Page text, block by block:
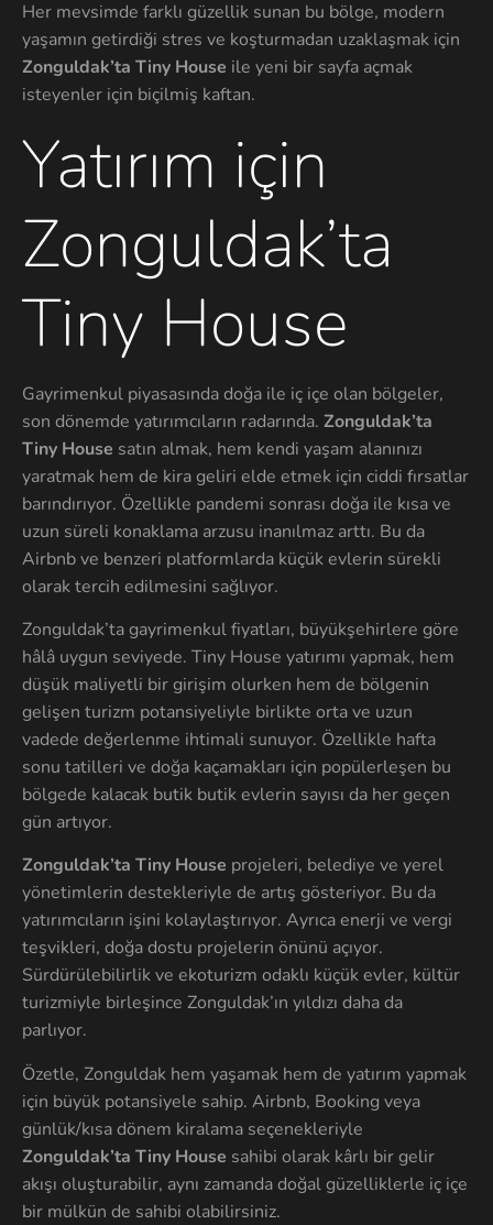
Her mevsimde farklı güzellik sunan bu bölge, modern
yaşamın getirdiği stres ve koşturmadan uzaklaşmak için
Zonguldak’ta Tiny House ile yeni bir sayfa açmak
isteyenler için biçilmiş kaftan.
Yatırım için
Zonguldak’ta
Tiny House
Gayrimenkul piyasasında doğa ile iç içe olan bölgeler,
son dönemde yatırımcıların radarında. Zonguldak’ta
Tiny House satın almak, hem kendi yaşam alanınızı
yaratmak hem de kira geliri elde etmek için ciddi fırsatlar
barındırıyor. Özellikle pandemi sonrası doğa ile kısa ve
uzun süreli konaklama arzusu inanılmaz arttı. Bu da
Airbnb ve benzeri platformlarda küçük evlerin sürekli
olarak tercih edilmesini sağlıyor.
Zonguldak’ta gayrimenkul fiyatları, büyükşehirlere göre
hâlâ uygun seviyede. Tiny House yatırımı yapmak, hem
düşük maliyetli bir girişim olurken hem de bölgenin
gelişen turizm potansiyeliyle birlikte orta ve uzun
vadede değerlenme ihtimali sunuyor. Özellikle hafta
sonu tatilleri ve doğa kaçamakları için popülerleşen bu
bölgede kalacak butik butik evlerin sayısı da her geçen
gün artıyor.
Zonguldak’ta Tiny House projeleri, belediye ve yerel
yönetimlerin destekleriyle de artış gösteriyor. Bu da
yatırımcıların işini kolaylaştırıyor. Ayrıca enerji ve vergi
teşvikleri, doğa dostu projelerin önünü açıyor.
Sürdürülebilirlik ve ekoturizm odaklı küçük evler, kültür
turizmiyle birleşince Zonguldak’ın yıldızı daha da
parlıyor.
Özetle, Zonguldak hem yaşamak hem de yatırım yapmak
için büyük potansiyele sahip. Airbnb, Booking veya
günlük/kısa dönem kiralama seçenekleriyle
Zonguldak’ta Tiny House sahibi olarak kârlı bir gelir
akışı oluşturabilir, aynı zamanda doğal güzelliklerle iç içe
bir mülkün de sahibi olabilirsiniz.